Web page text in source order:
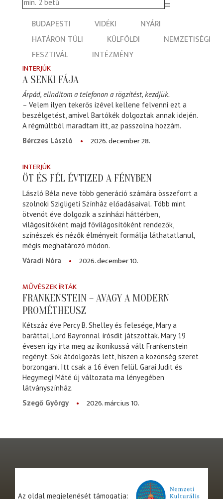
BUDAPESTI VIDÉKI
NYÁRI
HATÁRON TÚLI
KÜLFÖLDI
NEMZETISÉGI
FESZTIVÁL
INTÉZMÉNY
INTERJÚK
A SENKI FÁJA
Árpád, elindítom a telefonon a rögzítést, kezdjük.
– Velem ilyen tekerős izével kellene felvenni ezt a
beszélgetést, amivel Bartókék dolgoztak annak idején.
A régmúltból maradtam itt, az passzolna hozzám.
Bérczes László
2026. december 28.
INTERJÚK
ÖT ÉS FÉL ÉVTIZED A FÉNYBEN
László Béla neve több generáció számára összeforrt a
szolnoki Szigligeti Színház előadásaival. Több mint
ötvenöt éve dolgozik a színházi háttérben,
világosítóként majd fővilágosítóként rendezők,
színészek és nézők élményeit formálja láthatatlanul,
mégis meghatározó módon.
Váradi Nóra
2026. december 10.
MŰVÉSZEK ÍRTÁK
FRANKENSTEIN – AVAGY A MODERN
PROMÉTHEUSZ
Kétszáz éve Percy B. Shelley és felesége, Mary a
baráttal, Lord Bayronnal írósdit játszottak. Mary 19
évesen így írta meg az ikonikussá vált Frankenstein
regényt. Sok átdolgozás lett, hiszen a közönség szeret
borzongani. Itt csak a 16 éven felül. Garai Judit és
Hegymegi Máté új változata ma lényegében
látványszínház.
Szegő György
2026. március 10.
Az oldal megjelenését támogatja: